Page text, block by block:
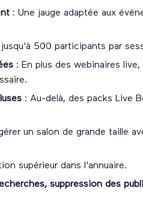
: Une jauge adaptée aux
500 participants par
: En plus des webinaires
: Au-delà, des packs Live
un salon de grande taille
supérieur dans l'annuaire.
suppression des